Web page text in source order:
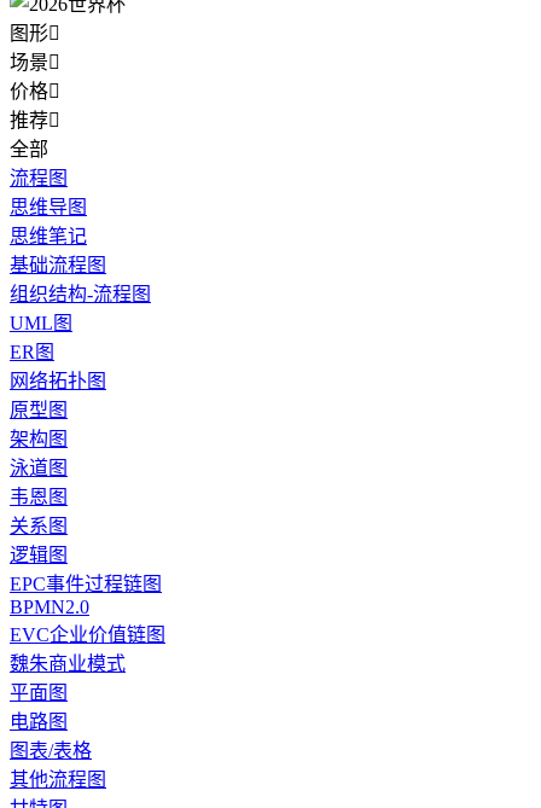
图形
场景
价格
推荐
全部
流程图
思维导图
思维笔记
基础流程图
组织结构-流程图
UML图
ER图
网络拓扑图
原型图
架构图
泳道图
韦恩图
关系图
逻辑图
EPC事件过程链图
BPMN2.0
EVC企业价值链图
魏朱商业模式
平面图
电路图
图表/表格
其他流程图